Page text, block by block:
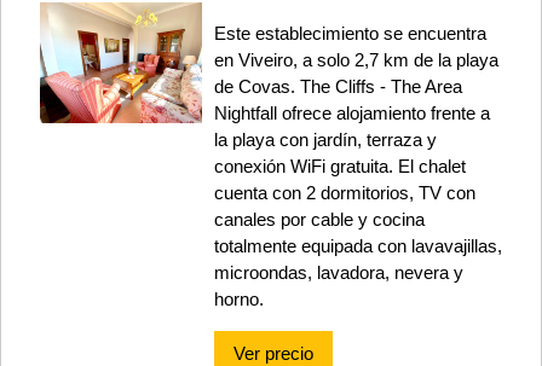
Este establecimiento se encuentra
en Viveiro, a solo 2,7 km de la playa
de Covas. The Cliffs - The Area
Nightfall ofrece alojamiento frente a
la playa con jardín, terraza y
conexión WiFi gratuita. El chalet
cuenta con 2 dormitorios, TV con
canales por cable y cocina
totalmente equipada con lavavajillas,
microondas, lavadora, nevera y
horno.
Ver precio